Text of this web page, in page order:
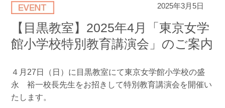
2025年3月5日
【目黒教室】2025年4月「東京女学
館小学校特別教育講演会」のご案内
４月27日（日）に目黒教室にて東京女学館小学校の盛
永 裕一校長先生をお招きして特別教育講演会を開催い
たします。